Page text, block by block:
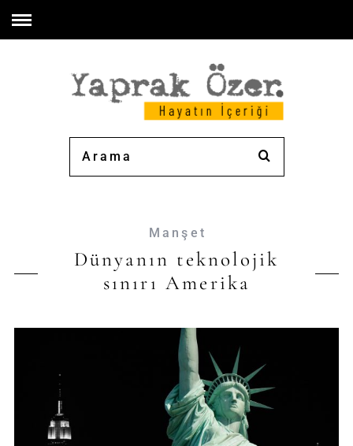
Manşet
Dünyanın teknolojik
sınırı Amerika